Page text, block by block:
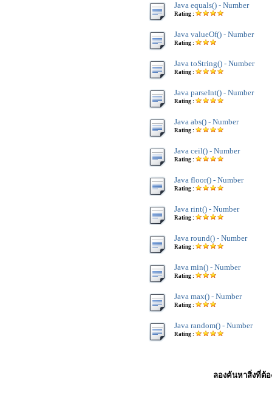
Java equals() - Number
Rating :
Java valueOf() - Number
Rating :
Java toString() - Number
Rating :
Java parseInt() - Number
Rating :
Java abs() - Number
Rating :
Java ceil() - Number
Rating :
Java floor() - Number
Rating :
Java rint() - Number
Rating :
Java round() - Number
Rating :
Java min() - Number
Rating :
Java max() - Number
Rating :
Java random() - Number
Rating :
ลองค้นหาสิ่งที่ต้อ